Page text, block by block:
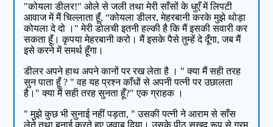
"कोयला डीलर!" ओले से जली तथा मेरी साँसों के धुएँ में लिपटी
आवाज में मैं चिल्लाता हूँ, “कोयला डीलर, मेहरबानी करके मुझे थोड़ा
कोयला दे दो ।" मेरी डोलची इतनी हल्की है कि मैं इसकी सवारी कर
सकता हूँ। कृपया मेहरबानी करो। मैं इसके पैसे तुम्हें दे दूँगा, जब मैं
इसे करने में समर्थ हूँगा।
डीलर अपने हाथ अपने कानों पर रख लेता है । " क्या मैं सही तरह
सुन पाता हूँ ? " वह यह प्रश्न काँधों से अपनी पत्नी पर उछालता
है।" क्या मैं सही तरह सुनता हूँ?" एक ग्राहक ।
" मुझे कुछ भी सुनाई नहीं पड़ता, " उसकी पत्नी ने आराम से साँस
लेते तथा बुनाई करते हुए जवाब दिया। उसके पीठ सुखद रूप से गरम